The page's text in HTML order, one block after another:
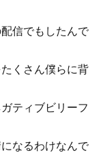
信でもしたんで
くさん僕らに背
ティブビリーフ
なるわけなんで